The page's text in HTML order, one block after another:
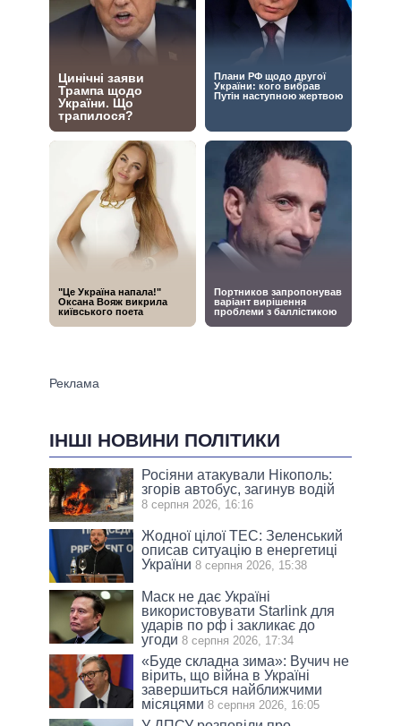
ІНШІ НОВИНИ ПОЛІТИКИ
Росіяни атакували Нікополь:
згорів автобус, загинув водій
8 серпня 2026, 16:16
Жодної цілої ТЕС: Зеленський
описав ситуацію в енергетиці
України 8 серпня 2026, 15:38
Маск не дає Україні
використовувати Starlink для
ударів по рф і закликає до
угоди 8 серпня 2026, 17:34
«Буде складна зима»: Вучич не
вірить, що війна в Україні
завершиться найближчими
місяцями 8 серпня 2026, 16:05